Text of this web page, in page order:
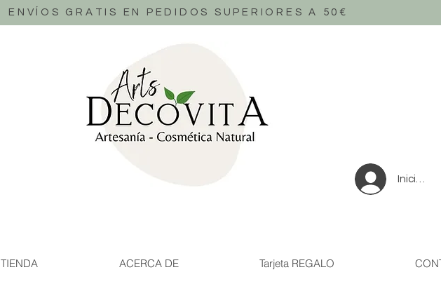
ENVÍOS GRATIS EN PEDIDOS SUPERIORES A 50 €
Iniciar
TIENDA ACERCA DE Tarjeta REGALO